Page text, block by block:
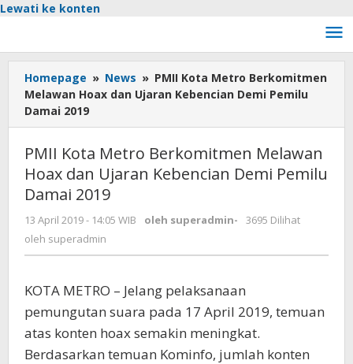
Lewati ke konten
Homepage » News » PMII Kota Metro Berkomitmen
Melawan Hoax dan Ujaran Kebencian Demi Pemilu
Damai 2019
PMII Kota Metro Berkomitmen Melawan
Hoax dan Ujaran Kebencian Demi Pemilu
Damai 2019
13 April 2019 - 14:05 WIB oleh superadmin-
3695 Dilihat
oleh superadmin
KOTA METRO – Jelang pelaksanaan
pemungutan suara pada 17 April 2019, temuan
atas konten hoax semakin meningkat.
Berdasarkan temuan Kominfo, jumlah konten